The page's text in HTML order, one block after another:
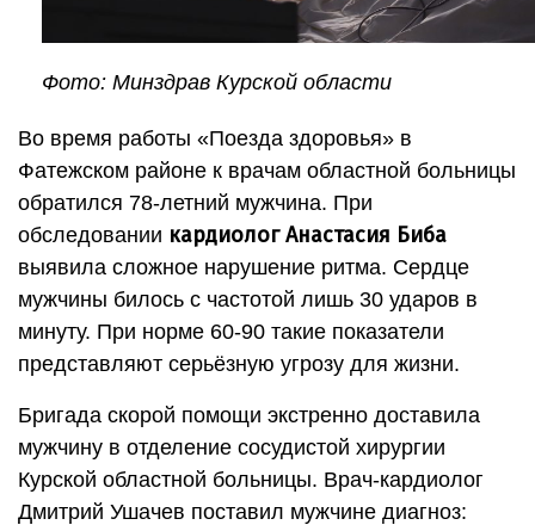
Фото: Минздрав Курской области
Во время работы «Поезда здоровья» в
Фатежском районе к врачам областной больницы
обратился 78-летний мужчина. При
обследовании кардиолог Анастасия Биба
выявила сложное нарушение ритма. Сердце
мужчины билось с частотой лишь 30 ударов в
минуту. При норме 60-90 такие показатели
представляют серьёзную угрозу для жизни.
Бригада скорой помощи экстренно доставила
мужчину в отделение сосудистой хирургии
Курской областной больницы. Врач-кардиолог
Дмитрий Ушачев поставил мужчине диагноз: